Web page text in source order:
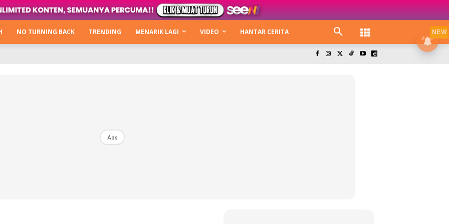
Hijabista
Next Level
NO TURNING BACK TRENDING MENARIK LAGI VIDEO HANTAR CERITA
Ads
NEW